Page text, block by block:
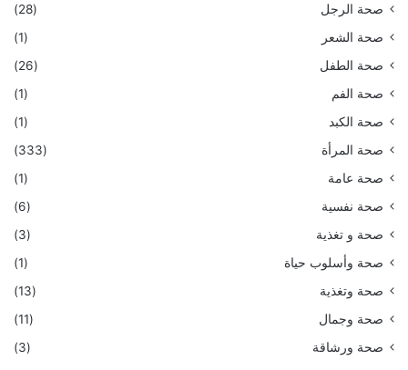
صحة الرجل
(28)
صحة الشعر
(1)
صحة الطفل
(26)
صحة الفم
(1)
صحة الكبد
(1)
صحة المرأة
(333)
صحة عامة
(1)
صحة نفسية
(6)
صحة و تغذية
(3)
صحة وأسلوب حياة
(1)
صحة وتغذية
(13)
صحة وجمال
(11)
صحة ورشاقة
(3)